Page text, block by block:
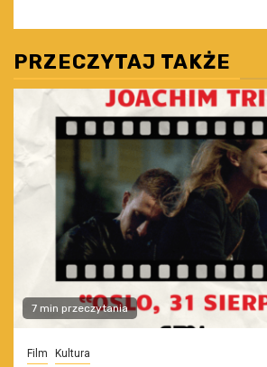
PRZECZYTAJ TAKŻE
7 min przeczytania
Film Kultura